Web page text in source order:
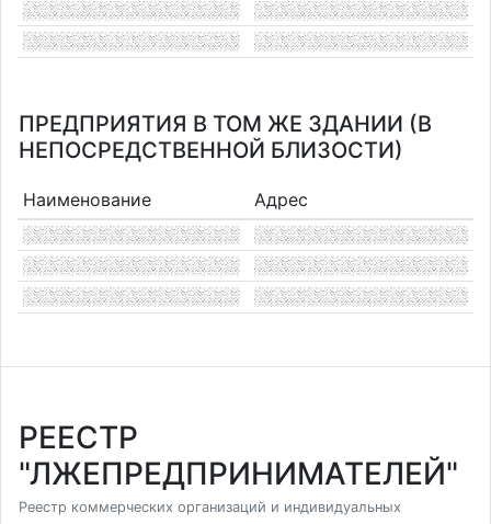
ПРЕДПРИЯТИЯ В ТОМ ЖЕ ЗДАНИИ (В
НЕПОСРЕДСТВЕННОЙ БЛИЗОСТИ)
Наименование Адрес
РЕЕСТР
"ЛЖЕПРЕДПРИНИМАТЕЛЕЙ"
Реестр коммерческих организаций и индивидуальных